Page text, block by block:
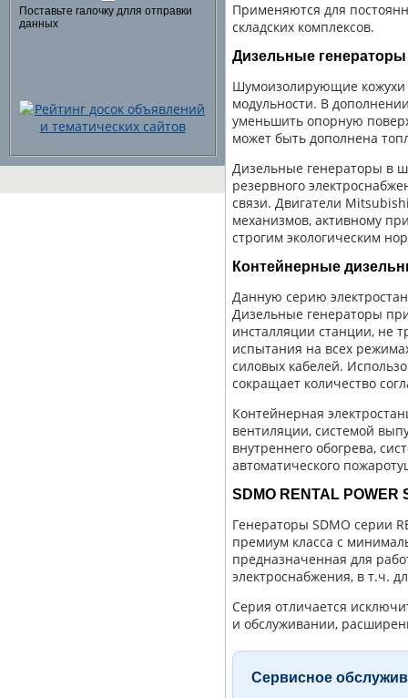
Поставьте галочку длля отправки
данных
Применяются для
складских комплексов.
Дизельные
Шумоизолирующие кожухи
модульности. В
уменьшить опорную
может быть дополнена
Дизельные генераторы в
резервного
связи. Двигатели
механизмов, активному
строгим экологическим
Контейнерные
Данную серию
Дизельные генераторы
инсталляции станции, не
испытания на всех
силовых кабелей.
сокращает количество
Контейнерная
вентиляции, системой
внутреннего обогрева,
автоматического
SDMO RENTAL POWER
Генераторы SDMO серии
премиум класса с
предназначенная для
электроснабжения, в т.ч.
Серия отличается
и обслуживании,
Сервисное